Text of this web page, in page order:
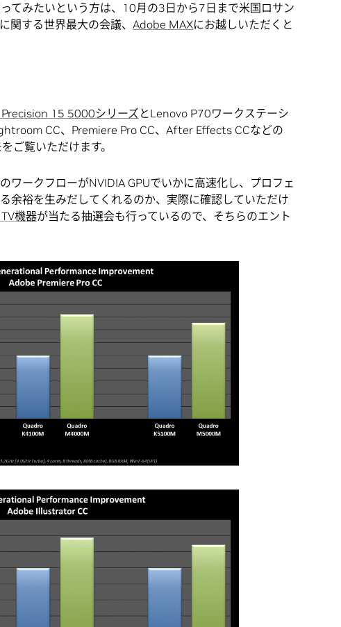
てみたいという方は、10月の3日から7日まで米国ロサン
関する世界最大の会議、 Adobe MAXにお越しいただくと
15 5000シリーズとLenovo P70ワークステーシ
CC、Premiere Pro CC、After Effects CCなどの
ご覧いただけます。
ワークフローがNVIDIA GPUでいかに高速化し、プロフェ
余裕を生みだしてくれるのか、実際に確認していただけ
機器が当たる抽選会も行っているので、そちらのエント